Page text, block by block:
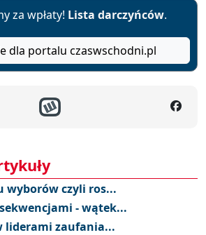
za wpłaty! Lista darczyńców.
dla portalu czaswschodni.pl
wyborów czyli ros...
- wątek...
liderami zaufania...